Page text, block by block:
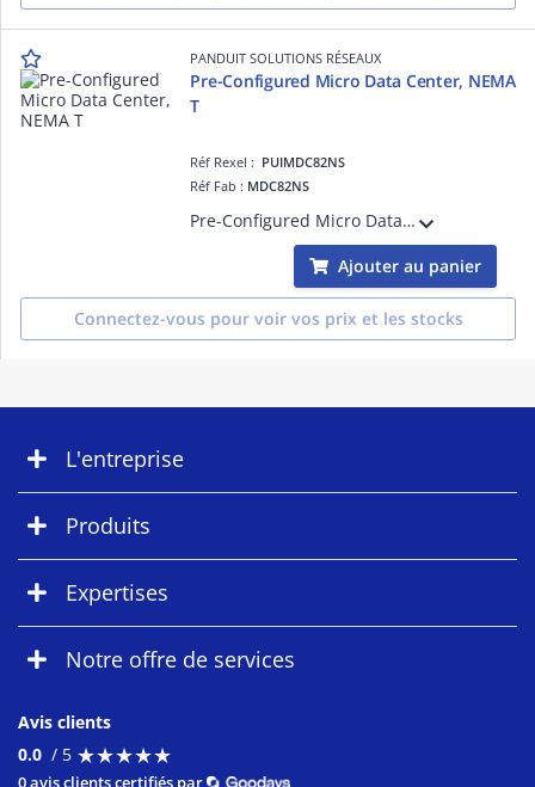
PANDUIT SOLUTIONS RÉSEAUX
Pre-Configured Micro Data Center, NEMA
T
Réf Rexel : PUIMDC82NS
Réf Fab : MDC82NS
Pre-Configured Micro Data Center, NEMA T
Ajouter au panier
Connectez-vous pour voir vos prix et les stocks
L'entreprise
Produits
Expertises
Notre offre de services
Avis clients
0.0 / 5 ★★★★★
★★★★★
0 avis clients certifiés par